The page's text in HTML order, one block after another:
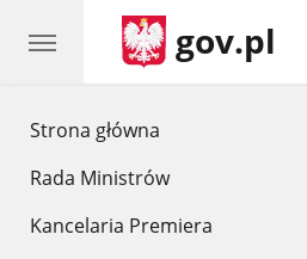
Strona główna
Rada Ministrów
Kancelaria Premiera
gov.pl